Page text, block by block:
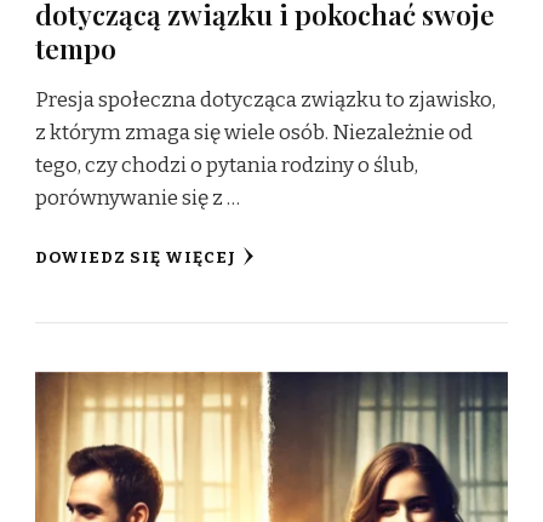
dotyczącą związku i pokochać swoje
tempo
Presja społeczna dotycząca związku to zjawisko,
z którym zmaga się wiele osób. Niezależnie od
tego, czy chodzi o pytania rodziny o ślub,
porównywanie się z …
DOWIEDZ SIĘ WIĘCEJ